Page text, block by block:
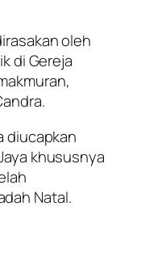
oleh
di Gereja
diucapkan
khususnya
Natal.